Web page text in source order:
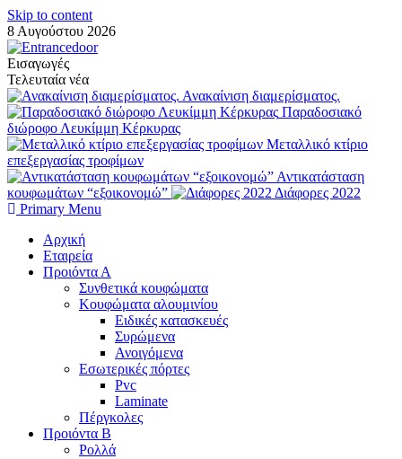
Skip to content
8 Αυγούστου 2026
Εισαγωγές
Τελευταία νέα
Ανακαίνιση διαμερίσματος.
Παραδοσιακό
διώροφο Λευκίμμη Κέρκυρας
Μεταλλικό κτίριο
επεξεργασίας τροφίμων
Αντικατάσταση
κουφωμάτων “εξοικονομώ”
Διάφορες 2022
Primary Menu
Αρχική
Εταιρεία
Προιόντα Α
Συνθετικά κουφώματα
Κουφώματα αλουμινίου
Ειδικές κατασκευές
Συρώμενα
Ανοιγόμενα
Εσωτερικές πόρτες
Pvc
Laminate
Πέργκολες
Προιόντα Β
Ρολλά